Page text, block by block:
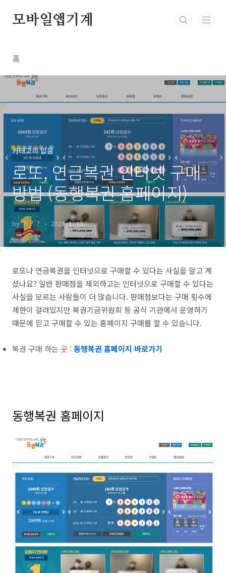
모바일앱기계
홈
카테고리 없음
로또, 연금복권 인터넷 구매
방법 (동행복권 홈페이지)
by ？？？ 2023. 1. 13.
로또나 연금복권을 인터넷으로 구매할 수 있다는 사실을 알고 계
셨나요? 일반 판매점을 제외하고는 인터넷으로 구매할 수 있다는
사실을 모르는 사람들이 더 많습니다. 판매점보다는 구매 횟수에
제한이 걸려있지만 복권기금위원회 등 공식 기관에서 운영하기
때문에 믿고 구매할 수 있는 홈페이지 구매를 할 수 있습니다.
복권 구매 하는 곳 : 동행복권 홈페이지 바로가기
동행복권 홈페이지